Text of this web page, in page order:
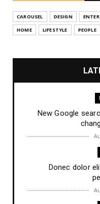
CAROUSEL DESIGN
HOME
LIFESTYLE PEOPLE
New Google
Donec dolor